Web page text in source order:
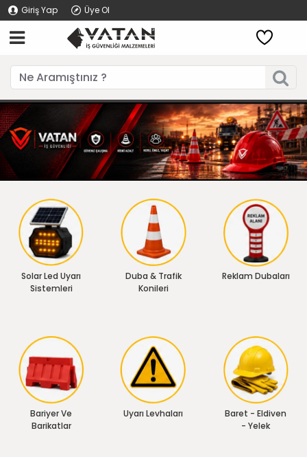
Giriş Yap Üye Ol
Solar Led Uyarı
Sistemleri
Duba & Trafik
Konileri
Reklam Dubaları
Bariyer Ve
Barikatlar
Uyarı Levhaları
Baret - Eldiven
- Yelek